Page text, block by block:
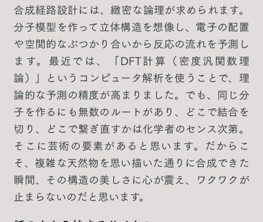
合成経路設計には、緻密な論理が求められます。
分子模型を作って立体構造を想像し、電子の配置
や空間的なぶつかり合いから反応の流れを予測し
ます。最近では、「DFT計算（密度汎関数理
論）」というコンピュータ解析を使うことで、理
論的な予測の精度が高まりました。でも、同じ分
子を作るにも無数のルートがあり、どこで結合を
切り、どこで繋ぎ直すかは化学者のセンス次第。
そこに芸術の要素があると思います。だからこ
そ、複雑な天然物を思い描いた通りに合成できた
瞬間、その構造の美しさに心が震え、ワクワクが
止まらないのだと思います。